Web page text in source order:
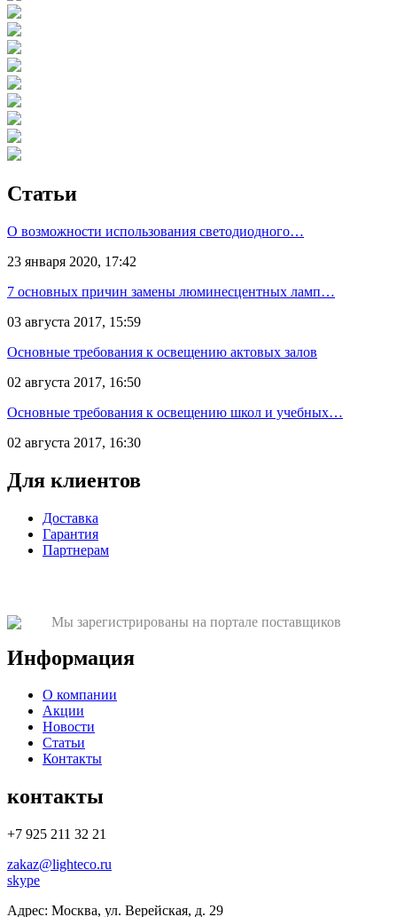
Статьи
О возможности использования светодиодного…
23 января 2020, 17:42
7 основных причин замены люминесцентных ламп…
03 августа 2017, 15:59
Основные требования к освещению актовых залов
02 августа 2017, 16:50
Основные требования к освещению школ и учебных…
02 августа 2017, 16:30
Для клиентов
Доставка
Гарантия
Партнерам
Мы зарегистрированы на портале поставщиков
Информация
О компании
Акции
Новости
Статьи
Контакты
контакты
+7 925 211 32 21
zakaz@lighteco.ru
skype
Адрес: Москва, ул. Верейская, д. 29